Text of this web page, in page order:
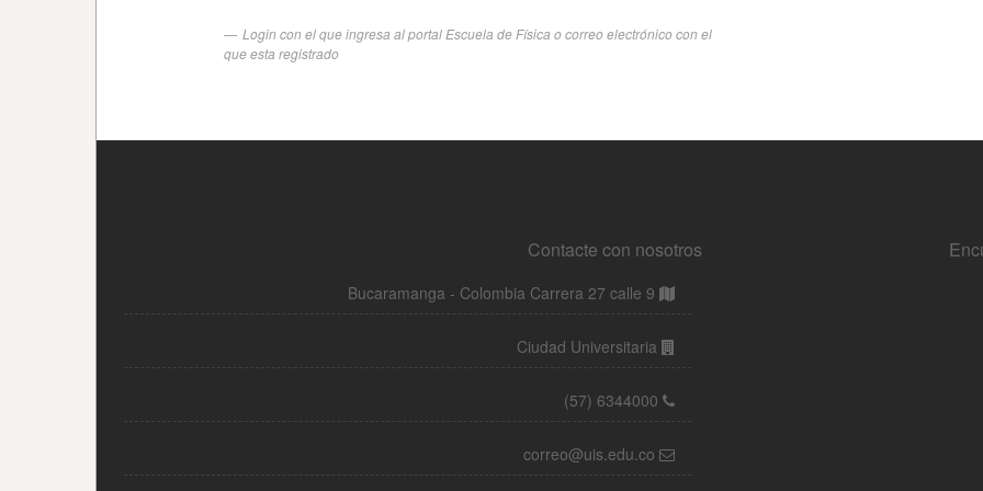
Contacte con nosotros
Bucaramanga - Colombia Carrera 27 calle 9
Ciudad Universitaria
(57) 6344000
correo@uis.edu.co